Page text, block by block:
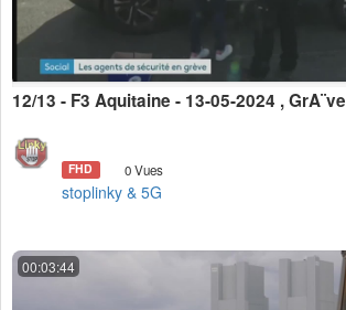
12/13 - F3 Aquitaine - 13-05-2024 , GrÃ¨ve
FHD 0 Vues
stoplinky & 5G
00:03:44